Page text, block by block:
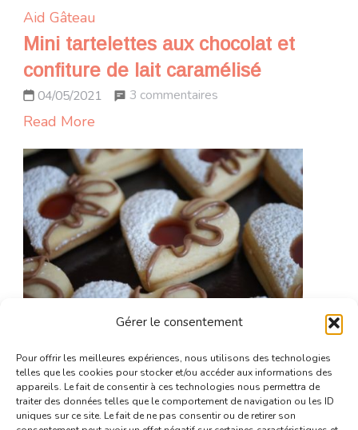
Gérer le consentement
Pour offrir les meilleures expériences, nous utilisons des technologies
telles que les cookies pour stocker et/ou accéder aux informations des
appareils. Le fait de consentir à ces technologies nous permettra de
traiter des données telles que le comportement de navigation ou les ID
uniques sur ce site. Le fait de ne pas consentir ou de retirer son
Aid Gâteau
Mini tartelettes aux chocolat et
confiture de lait caramélisé
04/05/2021 3 commentaires
aux
chocolat
et
confiture
de
caramélisé
Read More
Aid Gâteau
Coeurs Sablés très fondants
fourrés à la confiture de fraise